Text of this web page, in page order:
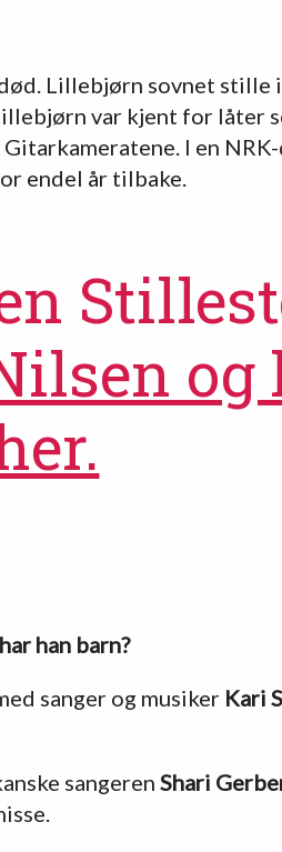
Lillebjørn sovnet stille
var kjent for låter
Gitarkameratene. I en
endel år tilbake.
og
han barn?
sanger og musiker Kari
sangeren Shari